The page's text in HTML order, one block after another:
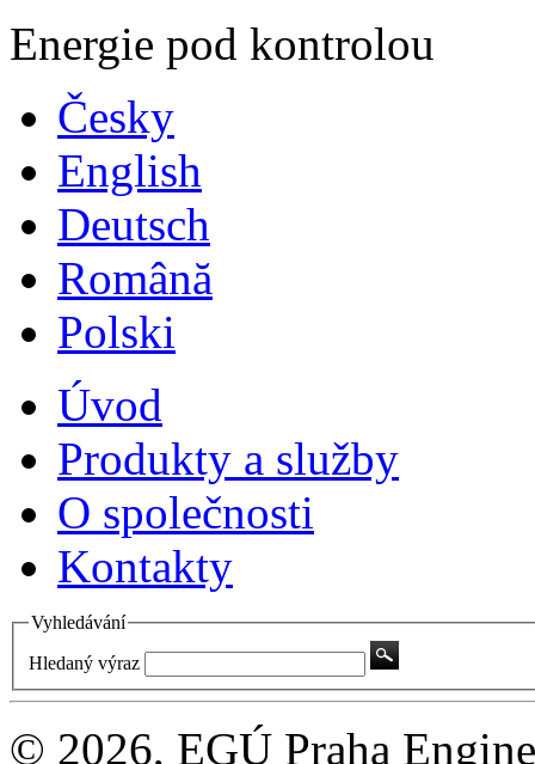
Energie pod kontrolou
Česky
English
Deutsch
Română
Polski
Úvod
Produkty a služby
O společnosti
Kontakty
Vyhledávání
Hledaný výraz
© 2026, EGÚ Praha